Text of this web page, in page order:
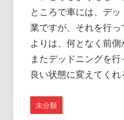
ところで車には、デ
業ですが、それを行
よりは、何となく前
またデッドニングを
良い状態に変えてくれ
未分類